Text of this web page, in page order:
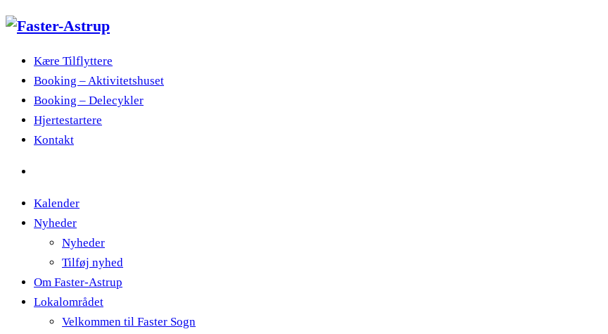
Kære Tilflyttere
Booking – Aktivitetshuset
Booking – Delecykler
Hjertestartere
Kontakt
Kalender
Nyheder
Nyheder
Tilføj nyhed
Om Faster-Astrup
Lokalområdet
Velkommen til Faster Sogn